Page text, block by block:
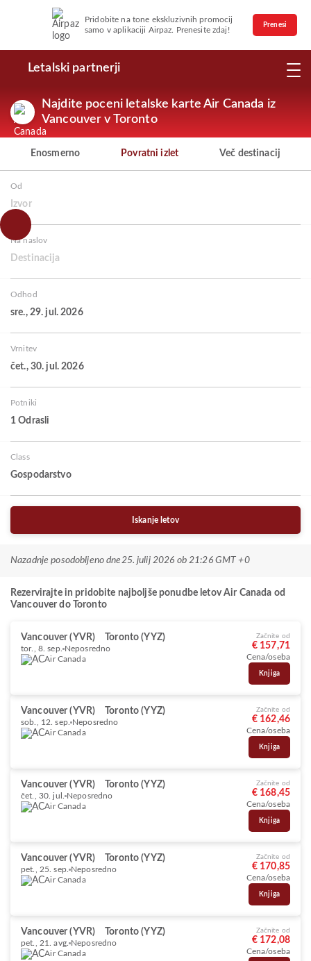
Pridobite na tone ekskluzivnih promocij
samo v aplikaciji Airpaz. Prenesite zdaj!
Prenesi
Letalski partnerji
Najdite poceni letalske karte Air Canada iz
Vancouver v Toronto
Enosmerno Povratni izlet Več destinacij
Od
Izvor
Na naslov
Destinacija
Odhod
sre., 29. jul. 2026
Vrnitev
čet., 30. jul. 2026
Potniki
1 Odrasli
Class
Gospodarstvo
Iskanje letov
Nazadnje posodobljeno dne25. julij 2026 ob 21:26 GMT +0
Rezervirajte in pridobite najboljše ponudbe letov Air Canada od
Vancouver do Toronto
Vancouver (YVR) Toronto (YYZ)
tor., 8. sep. Neposredno
Air Canada
Začnite od
€ 157,71
Cena/oseba
Knjiga
Vancouver (YVR) Toronto (YYZ)
sob., 12. sep. Neposredno
Air Canada
Začnite od
€ 162,46
Cena/oseba
Knjiga
Vancouver (YVR) Toronto (YYZ)
čet., 30. jul.
Neposredno
Air Canada
Začnite od
€ 168,45
Cena/oseba
Knjiga
Vancouver (YVR) Toronto (YYZ)
pet., 25. sep. Neposredno
Air Canada
Začnite od
€ 170,85
Cena/oseba
Knjiga
Vancouver (YVR) Toronto (YYZ)
pet., 21. avg. Neposredno
Air Canada
Začnite od
€ 172,08
Cena/oseba